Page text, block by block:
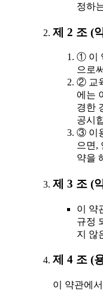
정하
제 2 조 (
① 이
으로
② 교
에는
경한
공시
③ 이
으면,
약을
제 3 조 (
이 약
규정
지 않
제 4 조 (
이 약관에